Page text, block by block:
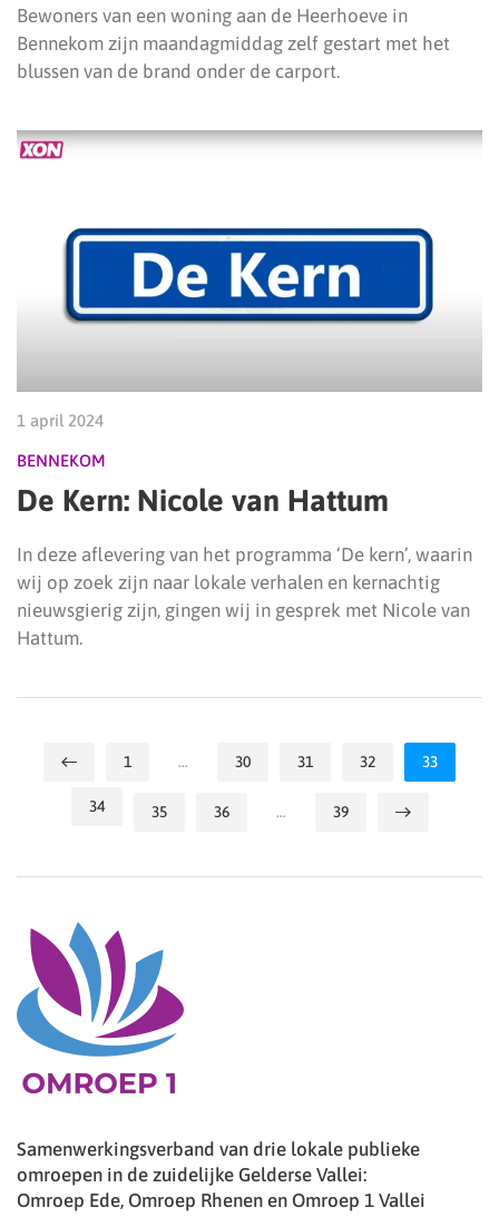
Bewoners van een woning aan de Heerhoeve in
Bennekom zijn maandagmiddag zelf gestart met het
blussen van de brand onder de carport.
1 april 2024
BENNEKOM
De Kern: Nicole van Hattum
In deze aflevering van het programma ‘De kern’, waarin
wij op zoek zijn naar lokale verhalen en kernachtig
nieuwsgierig zijn, gingen wij in gesprek met Nicole van
Hattum.
1 … 30 31 32 33
34 35 36 … 39
Samenwerkingsverband van drie lokale publieke
omroepen in de zuidelijke Gelderse Vallei:
Omroep Ede, Omroep Rhenen en Omroep 1 Vallei